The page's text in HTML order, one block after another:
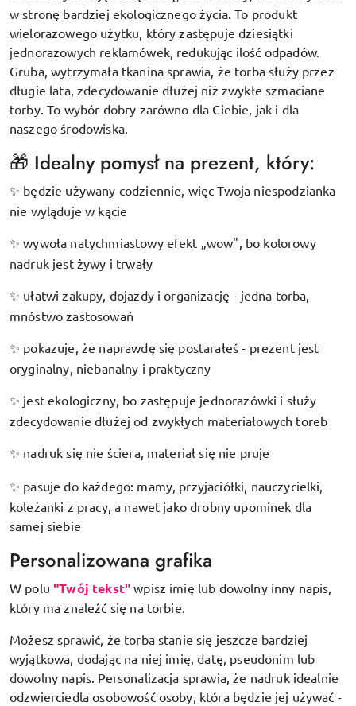
w stronę bardziej ekologicznego życia. To produkt
wielorazowego użytku, który zastępuje dziesiątki
jednorazowych reklamówek, redukując ilość odpadów.
Gruba, wytrzymała tkanina sprawia, że torba służy przez
długie lata, zdecydowanie dłużej niż zwykłe szmaciane
torby. To wybór dobry zarówno dla Ciebie, jak i dla
naszego środowiska.
🎁 Idealny pomysł na prezent, który:
✨ będzie używany codziennie, więc Twoja niespodzianka
nie wyląduje w kącie
✨ wywoła natychmiastowy efekt „wow", bo kolorowy
nadruk jest żywy i trwały
✨ ułatwi zakupy, dojazdy i organizację - jedna torba,
mnóstwo zastosowań
✨ pokazuje, że naprawdę się postarałeś - prezent jest
oryginalny, niebanalny i praktyczny
✨ jest ekologiczny, bo zastępuje jednorazówki i służy
zdecydowanie dłużej od zwykłych materiałowych toreb
✨ nadruk się nie ściera, materiał się nie pruje
✨ pasuje do każdego: mamy, przyjaciółki, nauczycielki,
koleżanki z pracy, a nawet jako drobny upominek dla
samej siebie
Personalizowana grafika
W polu"Twój tekst" wpisz imię lub dowolny inny napis,
który ma znaleźć się na torbie.
Możesz sprawić, że torba stanie się jeszcze bardziej
wyjątkowa, dodając na niej imię, datę, pseudonim lub
dowolny napis. Personalizacja sprawia, że nadruk idealnie
odzwierciedla osobowość osoby, która będzie jej używać -